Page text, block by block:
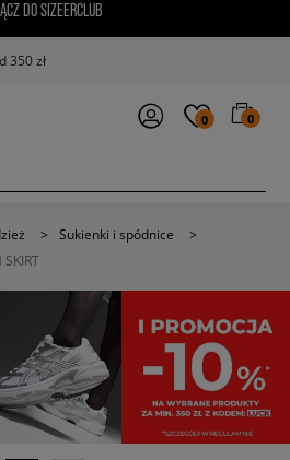
DO SIZEERCLUB
350 zł
0 0
> Sukienki i spódnice
>